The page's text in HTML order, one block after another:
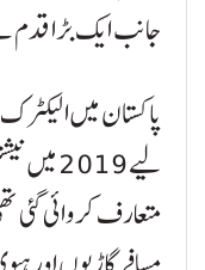
جانب ایک بڑا
پاکستان میں